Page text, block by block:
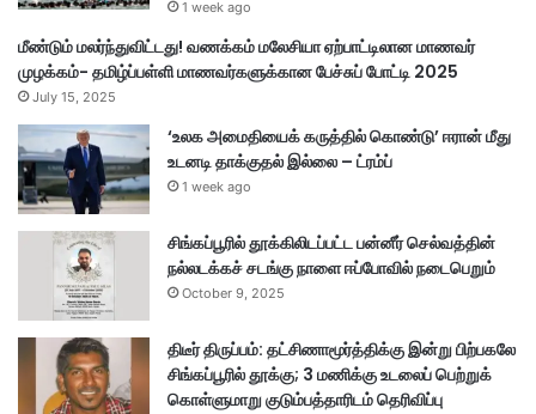
1 week ago
மீண்டும் மலர்ந்துவிட்டது! வணக்கம் மலேசியா ஏற்பாட்டிலான மாணவர்
முழக்கம்- தமிழ்ப்பள்ளி மாணவர்களுக்கான பேச்சுப் போட்டி 2025
July 15, 2025
‘உலக அமைதியைக் கருத்தில் கொண்டு’ ஈரான் மீது
உடனடி தாக்குதல் இல்லை – ட்ரம்ப்
1 week ago
சிங்கப்பூரில் தூக்கிலிடப்பட்ட பன்னீர் செல்வத்தின்
நல்லடக்கச் சடங்கு நாளை ஈப்போவில் நடைபெறும்
October 9, 2025
திடீர் திருப்பம்: தட்சிணாமூர்த்திக்கு இன்று பிற்பகலே
சிங்கப்பூரில் தூக்கு; 3 மணிக்கு உடலைப் பெற்றுக்
கொள்ளுமாறு குடும்பத்தாரிடம் தெரிவிப்பு